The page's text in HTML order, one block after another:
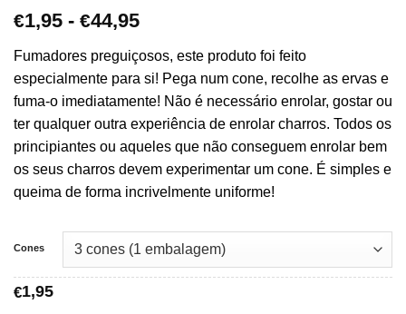
€1,95 - €44,95Gama
preços:
€1,95
a
€44,95
Fumadores preguiçosos, este produto foi feito
especialmente para si! Pega num cone, recolhe as ervas e
fuma-o imediatamente! Não é necessário enrolar, gostar ou
ter qualquer outra experiência de enrolar charros. Todos os
principiantes ou aqueles que não conseguem enrolar bem
os seus charros devem experimentar um cone. É simples e
queima de forma incrivelmente uniforme!
Cones
€1,95